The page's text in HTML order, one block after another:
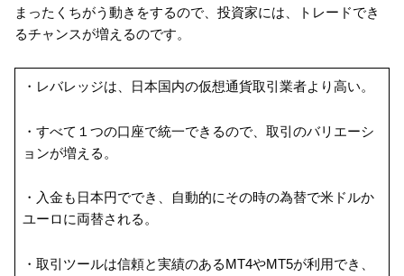
まったくちがう動きをするので、投資家には、トレードでき
るチャンスが増えるのです。
・レバレッジは、日本国内の仮想通貨取引業者より高い。
・すべて１つの口座で統一できるので、取引のバリエーシ
ョンが増える。
・入金も日本円ででき、自動的にその時の為替で米ドルか
ユーロに両替される。
・取引ツールは信頼と実績のあるMT4やMT5が利用でき、